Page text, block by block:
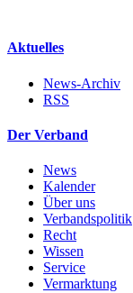
Aktuelles
News-Archiv
RSS
Der Verband
News
Kalender
Über uns
Verbandspolitik
Recht
Wissen
Service
Vermarktung